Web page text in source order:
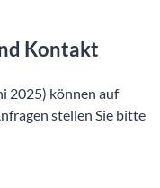
Kontakt
2025) können auf
stellen Sie bitte